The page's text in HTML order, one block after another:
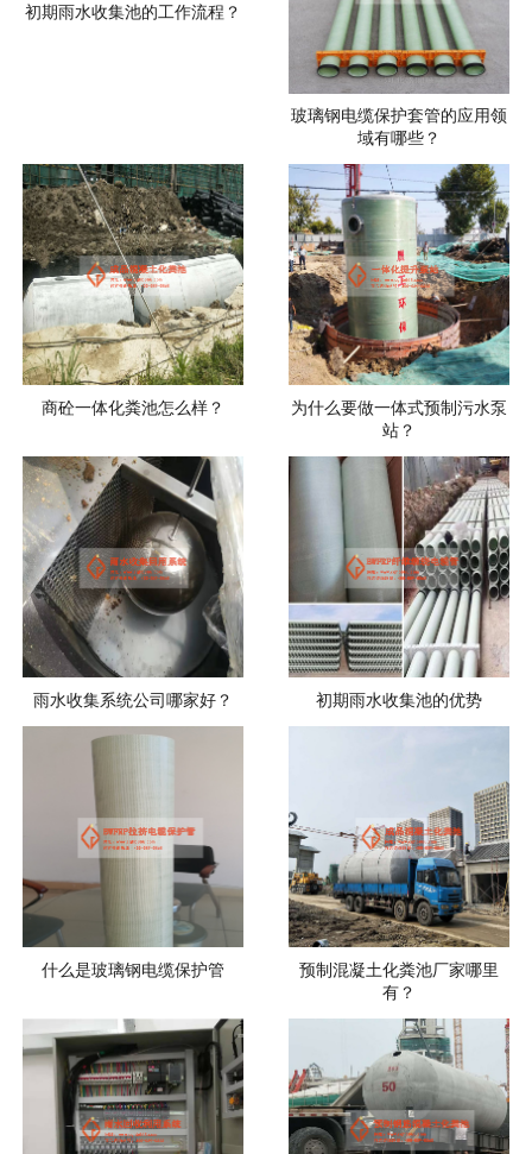
初期雨水收集池的工作流程？
玻璃钢电缆保护套管的应用领
域有哪些？
商砼一体化粪池怎么样？
为什么要做一体式预制污水泵
站？
雨水收集系统公司哪家好？ 初期雨水收集池的优势
什么是玻璃钢电缆保护管
预制混凝土化粪池厂家哪里
有？